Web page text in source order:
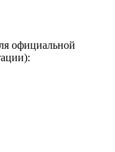
официальной